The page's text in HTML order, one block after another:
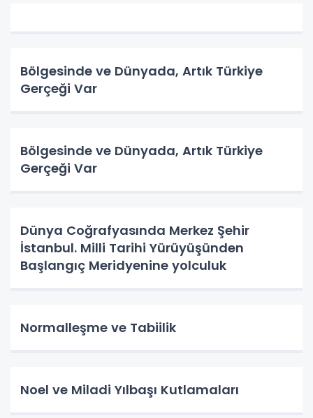
Bölgesinde ve Dünyada, Artık Türkiye
Gerçeği Var
Bölgesinde ve Dünyada, Artık Türkiye
Gerçeği Var
Dünya Coğrafyasında Merkez Şehir
İstanbul. Milli Tarihi Yürüyüşünden
Başlangıç Meridyenine yolculuk
Normalleşme ve Tabiilik
Noel ve Miladi Yılbaşı Kutlamaları